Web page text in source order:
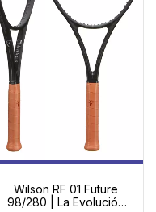
Wilson RF 01 Future
98/280 | La Evolución